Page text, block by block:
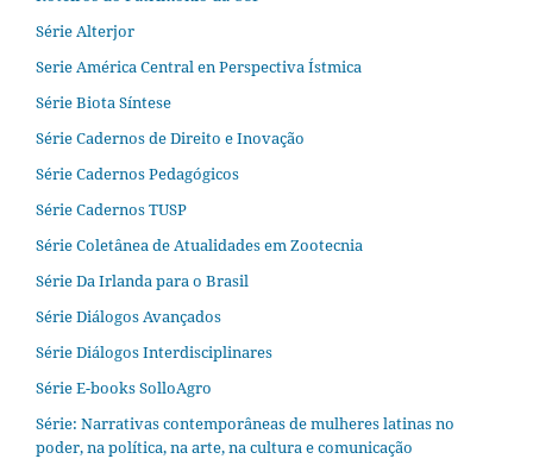
Série Alterjor
Serie América Central en Perspectiva Ístmica
Série Biota Síntese
Série Cadernos de Direito e Inovação
Série Cadernos Pedagógicos
Série Cadernos TUSP
Série Coletânea de Atualidades em Zootecnia
Série Da Irlanda para o Brasil
Série Diálogos Avançados
Série Diálogos Interdisciplinares
Série E-books SolloAgro
Série: Narrativas contemporâneas de mulheres latinas no
poder, na política, na arte, na cultura e comunicação